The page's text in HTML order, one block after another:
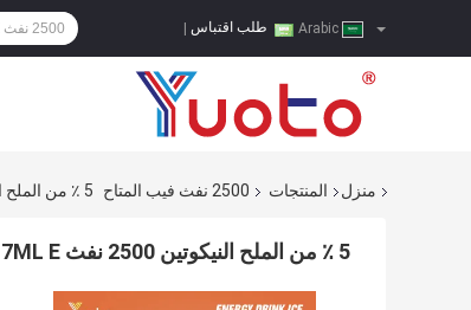
طلب اقتباس
منزل المنتجات 2500 نفث فيب المتاح 5 ٪ من الملح النيكوتين 2500 نفث VAPE 7ML E السائل مربع الشكل
5 ٪ من الملح النيكوتين 2500 نفث VAPE 7ML E السائل مربع الشكل